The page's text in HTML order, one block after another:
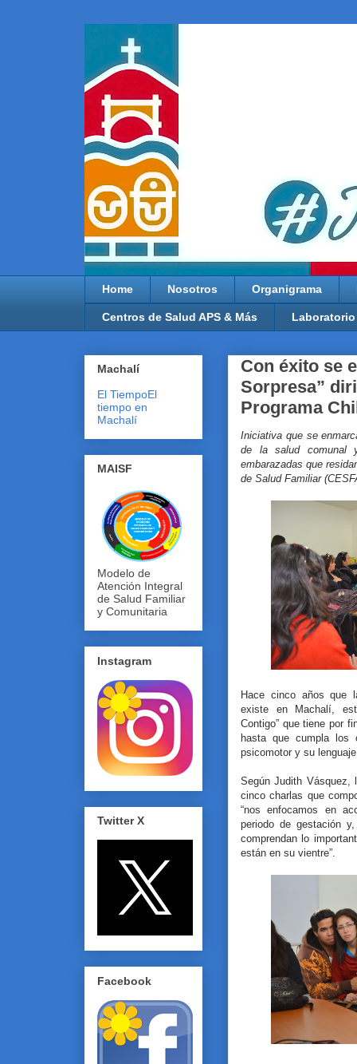
Home Nosotros Organigrama
Centros de Salud APS & Más Laboratorio
Con éxito se
Sorpresa”
Programa
Iniciativa que se
de la salud comunal
embarazadas que
de Salud Familiar
Hace cinco años que
existe en Machalí,
Contigo” que tiene por
hasta que cumpla los
psicomotor y su
Según Judith Vásquez,
cinco charlas que
“nos enfocamos en
periodo de gestación
comprendan lo
están en su vientre”.
Machalí
El TiempoEl
tiempo en
Machalí
MAISF
Modelo de
Atención Integral
de Salud Familiar
y Comunitaria
Instagram
Twitter X
Facebook